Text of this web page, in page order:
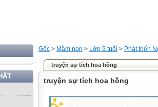
Gốc > Mầm non > Lớp 5 tuổi > Phát triển
truyện sự tích hoa hồng
truyện sự tích hoa hồng